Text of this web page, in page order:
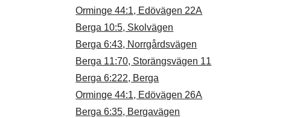
Orminge 44:1, Edövägen 22A
Berga 10:5, Skolvägen
Berga 6:43, Norrgårdsvägen
Berga 11:70, Storängsvägen 11
Berga 6:222, Berga
Orminge 44:1, Edövägen 26A
Berga 6:35, Bergavägen